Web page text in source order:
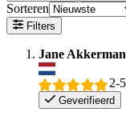
Sorteren
Filters
Jane Akkerman
2-
Geverifieerd